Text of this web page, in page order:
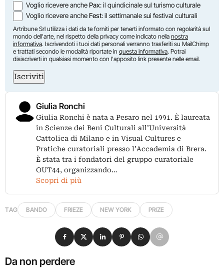
Voglio ricevere anchePax: il quindicinale sul turismo culturale
Voglio ricevere ancheFest: il settimanale sui festival culturali
Artribune Srl utilizza i dati da te forniti per tenerti informato con regolarità sul
mondo dell'arte, nel rispetto della privacy come indicato nella nostra
informativa. Iscrivendoti i tuoi dati personali verranno trasferiti su MailChimp
e trattati secondo le modalità riportate in questa informativa. Potrai
disiscriverti in qualsiasi momento con l'apposito link presente nelle email.
Iscriviti
Giulia Ronchi
Giulia Ronchi è nata a Pesaro nel 1991. È laureata
in Scienze dei Beni Culturali all’Università
Cattolica di Milano e in Visual Cultures e
Pratiche curatoriali presso l’Accademia di Brera.
È stata tra i fondatori del gruppo curatoriale
OUT44, organizzando…
Scopri di più
TAG BANDO FRIEZE NEW YORK PRIZE
Da non perdere
Condividi su Facebook
Condividi su X
Condividi su LinkedIn
Condividi su Pinterest
Condividi su WhatsApp
Condividi su Email